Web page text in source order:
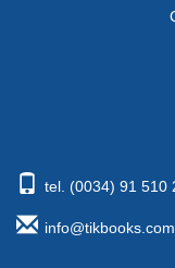
tel. (0034) 91 510
info@tikbooks.com